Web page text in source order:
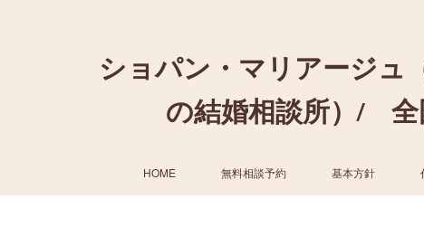
ショパン・マリアージュ
の結婚相談所）/ 全
HOME 無料相談予約 基本方針